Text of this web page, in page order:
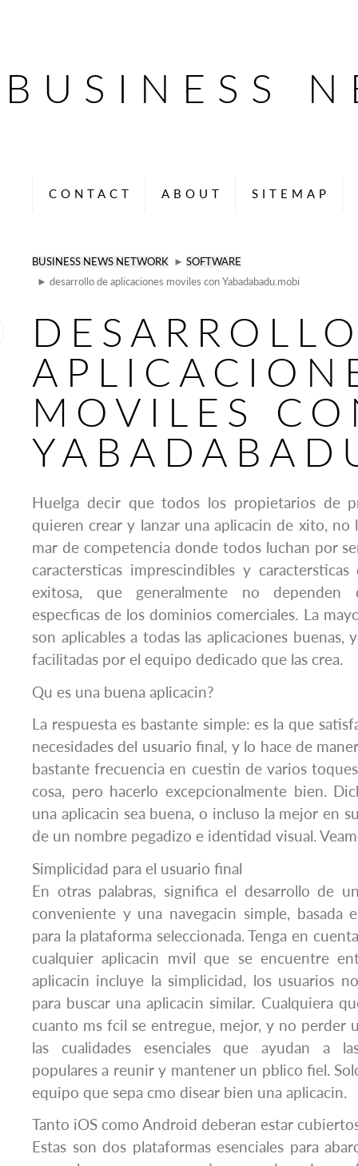
BUSINESS
CONTACT ABOUT SITEMAP
BUSINESS NEWS NETWORK ► SOFTWARE
► desarrollo de aplicaciones moviles con Yabadabadu.mobi
MOVILES
Huelga decir que todos los propietarios de
quieren crear y lanzar una aplicacin de xito, no
mar de competencia donde todos luchan por
caractersticas imprescindibles y
exitosa, que generalmente no dependen
especficas de los dominios comerciales. La
son aplicables a todas las aplicaciones buenas,
facilitadas por el equipo dedicado que las crea.
Qu es una buena aplicacin?
La respuesta es bastante simple: es la que
necesidades del usuario final, y lo hace de
bastante frecuencia en cuestin de varios
cosa, pero hacerlo excepcionalmente bien.
una aplicacin sea buena, o incluso la mejor en
de un nombre pegadizo e identidad visual.
Simplicidad para el usuario final
En otras palabras, significa el desarrollo de
conveniente y una navegacin simple, basada
para la plataforma seleccionada. Tenga en
cualquier aplicacin mvil que se encuentre
aplicacin incluye la simplicidad, los usuarios
para buscar una aplicacin similar. Cualquiera
cuanto ms fcil se entregue, mejor, y no perder
las cualidades esenciales que ayudan a
populares a reunir y mantener un pblico fiel.
equipo que sepa cmo disear bien una aplicacin.
Tanto iOS como Android deberan estar
Estas son dos plataformas esenciales para